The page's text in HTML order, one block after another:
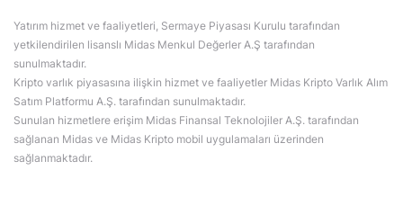
Yatırım hizmet ve faaliyetleri, Sermaye Piyasası Kurulu tarafından
yetkilendirilen lisanslı Midas Menkul Değerler A.Ş tarafından
sunulmaktadır.
Kripto varlık piyasasına ilişkin hizmet ve faaliyetler Midas Kripto Varlık Alım
Satım Platformu A.Ş. tarafından sunulmaktadır.
Sunulan hizmetlere erişim Midas Finansal Teknolojiler A.Ş. tarafından
sağlanan Midas ve Midas Kripto mobil uygulamaları üzerinden
sağlanmaktadır.